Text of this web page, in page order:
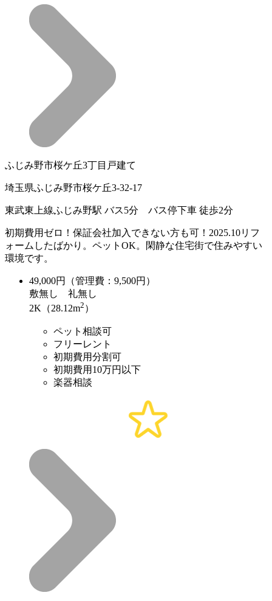
ふじみ野市桜ケ丘3丁目戸建て
埼玉県ふじみ野市桜ケ丘3-32-17
東武東上線ふじみ野駅 バス5分 バス停下車 徒歩2分
初期費用ゼロ！保証会社加入できない方も可！2025.10リフ
ォームしたばかり。ペットOK。閑静な住宅街で住みやすい
環境です。
49,000円（管理費：9,500円）
敷無し 礼無し
2K（28.12m2 ）
ペット相談可
フリーレント
初期費用分割可
初期費用10万円以下
楽器相談